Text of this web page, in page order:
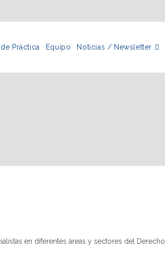
Práctica Equipo Noticias / Newsletter
en diferentes áreas y sectores del Derecho.